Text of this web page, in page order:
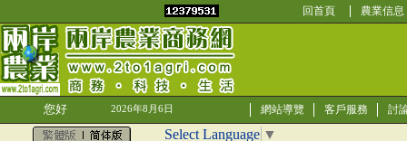
回首頁 農業信息
您好 2026年8月6日 網站導覽 客戶服務 討
Select Language ▼